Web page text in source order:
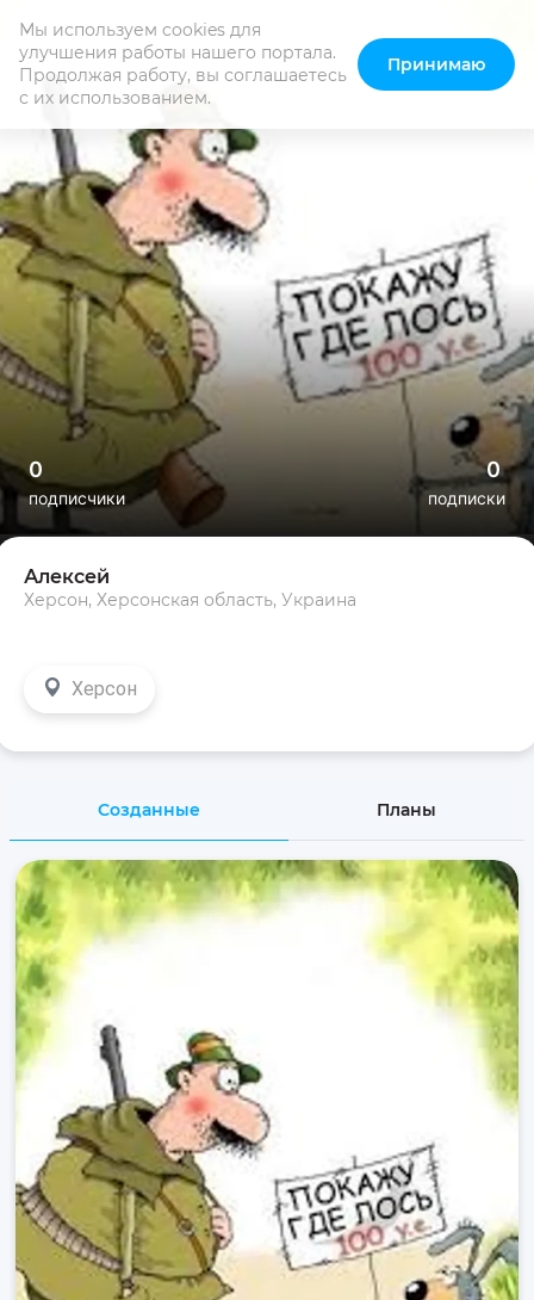
Мы используем cookies для
улучшения работы нашего портала.
Продолжая работу, вы соглашаетесь
с их использованием.
Принимаю
Алексей
Херсон, Херсонская область, Украина
0
подписчики
0
подписки
Херсон
Созданные Планы